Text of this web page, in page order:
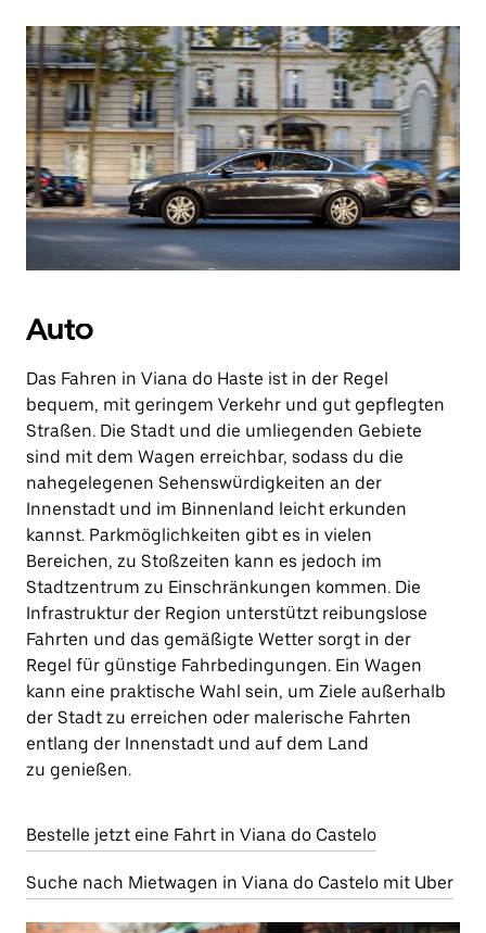
Auto
Das Fahren in Viana do Haste ist in der Regel
bequem, mit geringem Verkehr und gut gepflegten
Straßen. Die Stadt und die umliegenden Gebiete
sind mit dem Wagen erreichbar, sodass du die
nahegelegenen Sehenswürdigkeiten an der
Innenstadt und im Binnenland leicht erkunden
kannst. Parkmöglichkeiten gibt es in vielen
Bereichen, zu Stoßzeiten kann es jedoch im
Stadtzentrum zu Einschränkungen kommen. Die
Infrastruktur der Region unterstützt reibungslose
Fahrten und das gemäßigte Wetter sorgt in der
Regel für günstige Fahrbedingungen. Ein Wagen
kann eine praktische Wahl sein, um Ziele außerhalb
der Stadt zu erreichen oder malerische Fahrten
entlang der Innenstadt und auf dem Land
zu genießen.
Bestelle jetzt eine Fahrt in Viana do Castelo
Suche nach Mietwagen in Viana do Castelo mit Uber